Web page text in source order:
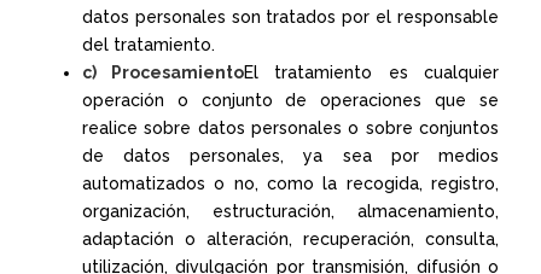
datos personales son tratados por el responsable
del tratamiento.
c) ProcesamientoEl tratamiento es cualquier
operación o conjunto de operaciones que se
realice sobre datos personales o sobre conjuntos
de datos personales, ya sea por medios
automatizados o no, como la recogida, registro,
organización, estructuración, almacenamiento,
adaptación o alteración, recuperación, consulta,
utilización, divulgación por transmisión, difusión o